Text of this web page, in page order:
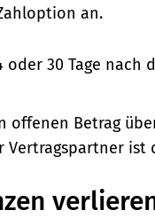
an.
oder 30 Tage nach
offenen Betrag
ist